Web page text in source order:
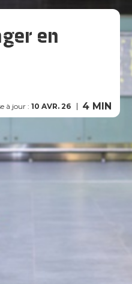
à jour : 10 AVR. 26 4 MIN
en